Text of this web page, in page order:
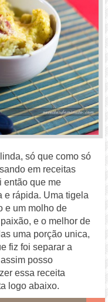
só que como só
em receitas
então que me
e rápida. Uma tigela
e um molho de
e o melhor de
uma porção unica,
fiz foi separar a
posso
essa receita
logo abaixo.